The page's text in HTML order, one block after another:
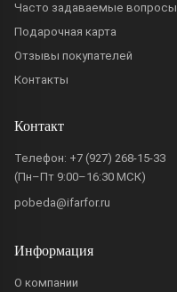
Часто задаваемые вопросы
Подарочная карта
Отзывы покупателей
Контакты
Контакт
Телефон: +7 (927) 268-15-33
(Пн–Пт 9:00–16:30 МСК)
pobeda@ifarfor.ru
Информация
О компании